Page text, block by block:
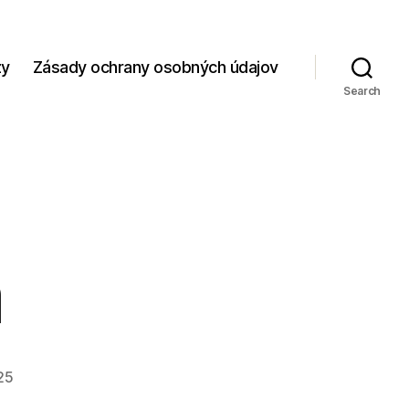
Zásady ochrany osobných údajov
Search